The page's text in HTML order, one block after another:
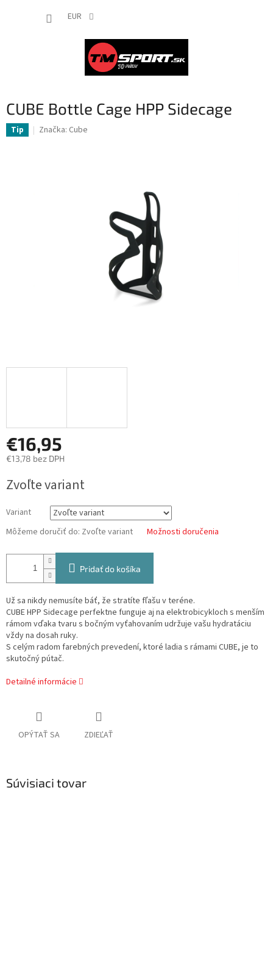
EUR
CUBE Bottle Cage HPP Sidecage
Tip Značka: Cube
€16,95
€13,78 bez DPH
cena:
Zvoľte variant
Variant
Môžeme doručiť do: Zvoľte variant Možnosti doručenia
Pridať do košíka
Už sa nikdy nemusíte báť, že stratíte fľašu v teréne.
CUBE HPP Sidecage perfektne funguje aj na elektrobicykloch s menším
rámom vďaka tvaru s bočným vyťahovaním udržuje vašu hydratáciu
vždy na dosah ruky.
S celým radom farebných prevedení, ktoré ladia s rámami CUBE, je to
skutočný pútač.
Detailné informácie
OPÝTAŤ SA ZDIEĽAŤ
Súvisiaci tovar